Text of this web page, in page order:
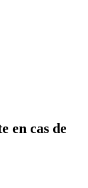
en cas de